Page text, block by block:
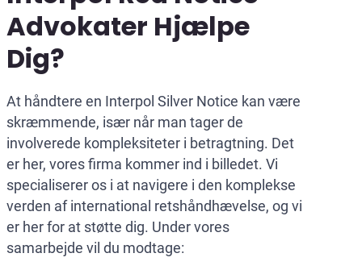
Advokater Hjælpe
Dig?
At håndtere en Interpol Silver Notice kan være
skræmmende, især når man tager de
involverede kompleksiteter i betragtning. Det
er her, vores firma kommer ind i billedet. Vi
specialiserer os i at navigere i den komplekse
verden af international retshåndhævelse, og vi
er her for at støtte dig. Under vores
samarbejde vil du modtage: